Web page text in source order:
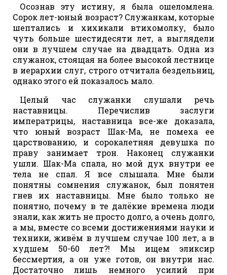
Осознав эту истину, я была ошеломлена.
Сорок лет-юный возраст? Служанкам, которые
шептались и хихикали втихомолку, было
чуть больше шестидесяти лет, а выглядели
они в лучшем случае на двадцать. Одна из
служанок, стоящая на более высокой лестнице
в иерархии слуг, строго отчитала бездельниц,
однако этого ей показалось мало.
Целый час служанки слушали речь
наставницы. Перечислив заслуги
императрицы, наставница все-же доказала,
что юный возраст Шак-Ма, не помеха ее
царствованию, и сорокалетняя девушка по
праву занимает трон. Наконец служанки
ушли. Шак-Ма спала, но мой дух внутри ее
тела не спал. Я все слышала. Мне были
понятны сомнения служанок, был понятен
гнев их наставницы. Мне было только не
понятно, почему в те далёкие времена люди
знали, как жить не просто долго, а очень долго,
а мы, вместе со всеми достижениями науки и
техники, живём в лучшем случае 100 лет, а в
худшем 50-60 лет?! Мы ищем эликсир
бессмертия, а он уже готов, он внутри нас.
Достаточно лишь немного усилий при